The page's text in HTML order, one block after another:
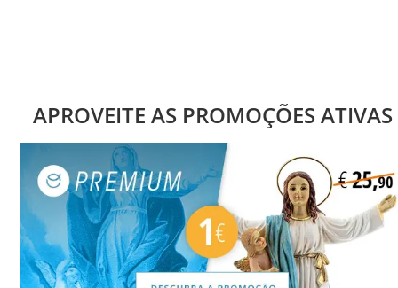
APROVEITE AS PROMOÇÕES ATIVAS